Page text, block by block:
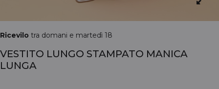
Ricevilo tra domani e martedì 18
VESTITO LUNGO STAMPATO MANICA
LUNGA